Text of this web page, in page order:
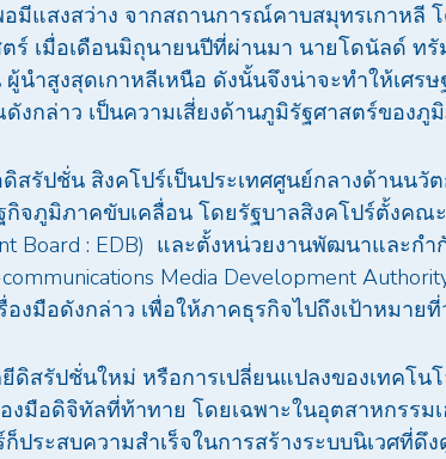
อมีแสงสว่าง จากสถานการณ์คาบสมุทรเกาหลี
ร์ เมื่อเดือนมิถุนายนปีที่ผ่านมา นายโดนัลด์ ท
นำสูงสุดเกาหลีเหนือ ดังนั้นจึงน่าจะทำให้เศร
งกล่าว เป็นความเสี่ยงด้านภูมิรัฐศาสตร์ของภู
สรัปชั่น สิงคโปร์เป็นประเทศศูนย์กลางด้านนวั
จภูมิภาคขับเคลื่อน โดยรัฐบาลสิงคโปร์ตั้งคณ
Board : EDB) และตั้งหน่วยงานพัฒนาและก
Media Development
งมือดังกล่าว เพื่อให้ภาคธุรกิจไปถึงเป้าหมายที่
ดิสรัปชั่นใหม่ หรือการเปลี่ยนแปลงของเทคโน
งมือดิจิทัลที่ท้าทาย โดยเฉพาะในอุตสาหกรรม
ประสบความสำเร็จในการสร้างระบบนิเวศที่ดึ